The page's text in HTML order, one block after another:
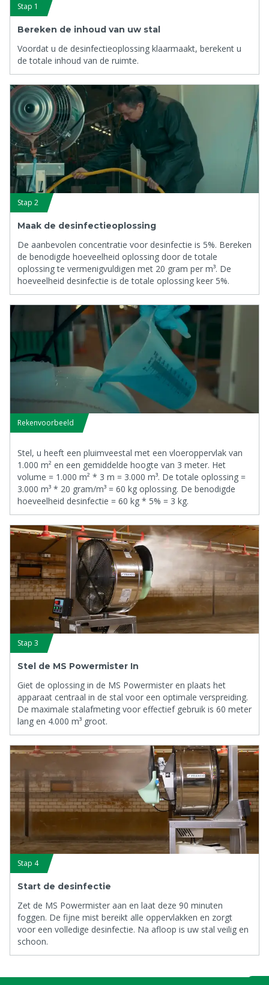
Stap 1
Bereken de inhoud van uw stal
Voordat u de desinfectieoplossing klaarmaakt, berekent u
de totale inhoud van de ruimte.
Stap 2
Maak de desinfectieoplossing
De aanbevolen concentratie voor desinfectie is 5%. Bereken
de benodigde hoeveelheid oplossing door de totale
oplossing te vermenigvuldigen met 20 gram per m³. De
hoeveelheid desinfectie is de totale oplossing keer 5%.
Rekenvoorbeeld
Stel, u heeft een pluimveestal met een vloeroppervlak van
1.000 m² en een gemiddelde hoogte van 3 meter. Het
volume = 1.000 m² * 3 m = 3.000 m³. De totale oplossing =
3.000 m³ * 20 gram/m³ = 60 kg oplossing. De benodigde
hoeveelheid desinfectie = 60 kg * 5% = 3 kg.
Stap 3
Stel de MS Powermister In
Giet de oplossing in de MS Powermister en plaats het
apparaat centraal in de stal voor een optimale verspreiding.
De maximale stalafmeting voor effectief gebruik is 60 meter
lang en 4.000 m³ groot.
Stap 4
Start de desinfectie
Zet de MS Powermister aan en laat deze 90 minuten
foggen. De fijne mist bereikt alle oppervlakken en zorgt
voor een volledige desinfectie. Na afloop is uw stal veilig en
schoon.